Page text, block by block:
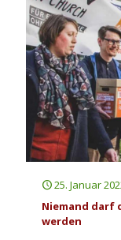
25. Januar
Niemand darf
werden